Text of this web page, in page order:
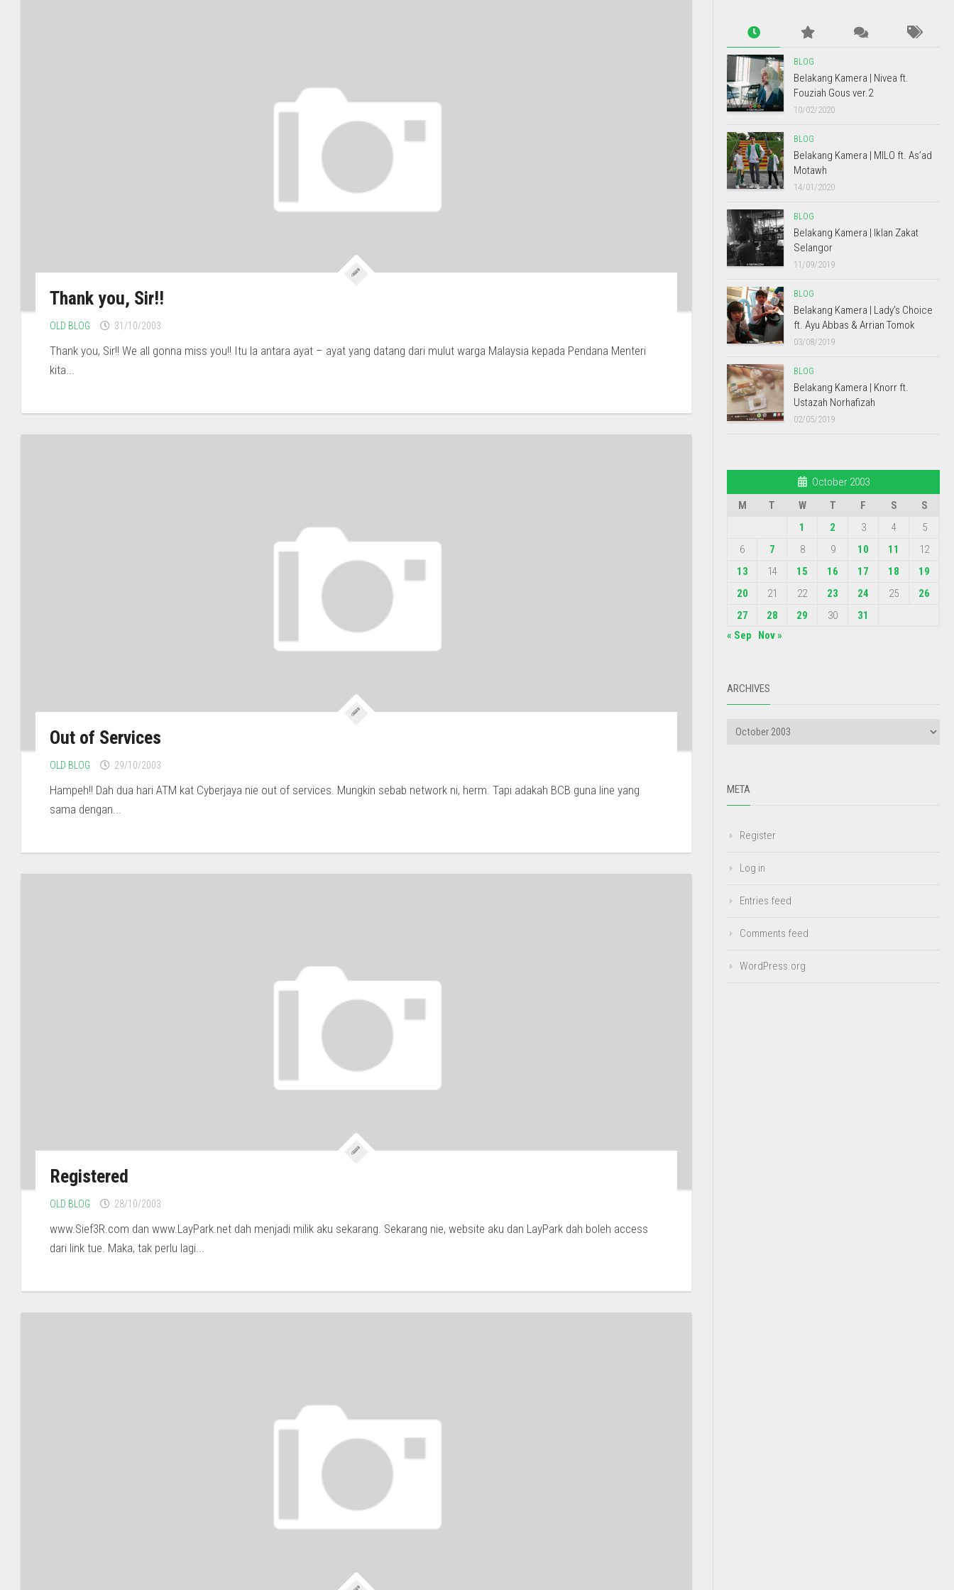
Thank you, Sir!!
OLD BLOG 31/10/2003
Thank you, Sir!! We all gonna miss you!! Itu la antara ayat – ayat yang datang dari mulut warga Malaysia kepada Pendana Menteri
kita...
Out of Services
OLD BLOG 29/10/2003
Hampeh!! Dah dua hari ATM kat Cyberjaya nie out of services. Mungkin sebab network ni, herm. Tapi adakah BCB guna line yang
sama dengan...
Registered
OLD BLOG 28/10/2003
www.Sief3R.com dan www.LayPark.net dah menjadi milik aku sekarang. Sekarang nie, website aku dan LayPark dah boleh access
dari link tue. Maka, tak perlu lagi...
BLOG
Belakang Kamera | Nivea ft.
Fouziah Gous ver.2
10/02/2020
BLOG
Belakang Kamera | MILO ft. As’ad
Motawh
14/01/2020
BLOG
Belakang Kamera | Iklan Zakat
Selangor
11/09/2019
BLOG
Belakang Kamera | Lady’s Choice
ft. Ayu Abbas & Arrian Tomok
03/08/2019
BLOG
Belakang Kamera | Knorr ft.
Ustazah Norhafizah
02/05/2019
October 2003
M
T W T F S
S
1
2 3 4
5
6
7 8 9 10 11
12
13
14 15 16 17 18
19
20
21 22 23 24 25
26
27
28 29 30
31
« Sep
Nov »
ARCHIVES
META
Register
Log in
Entries feed
Comments feed
WordPress.org